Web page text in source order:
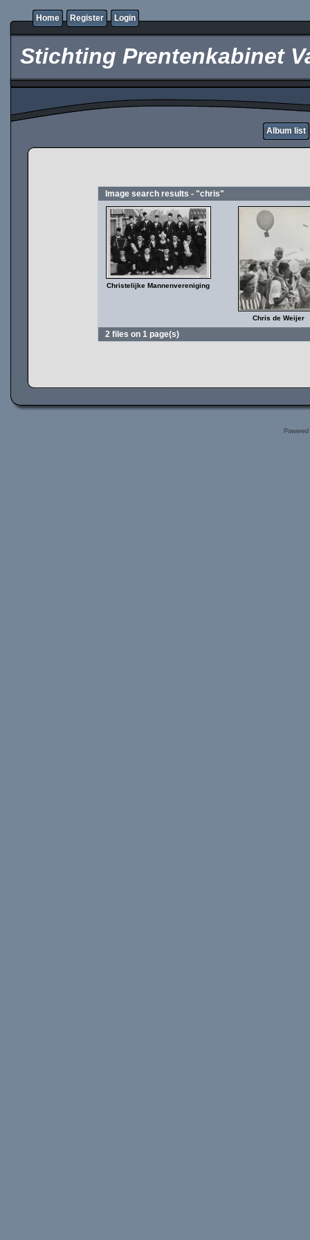
Home Register Login
Stichting Prentenkabinet
Album list
Image search results - "chris"
Christelijke Mannenvereniging
Chris de Weijer
2 files on 1 page(s)